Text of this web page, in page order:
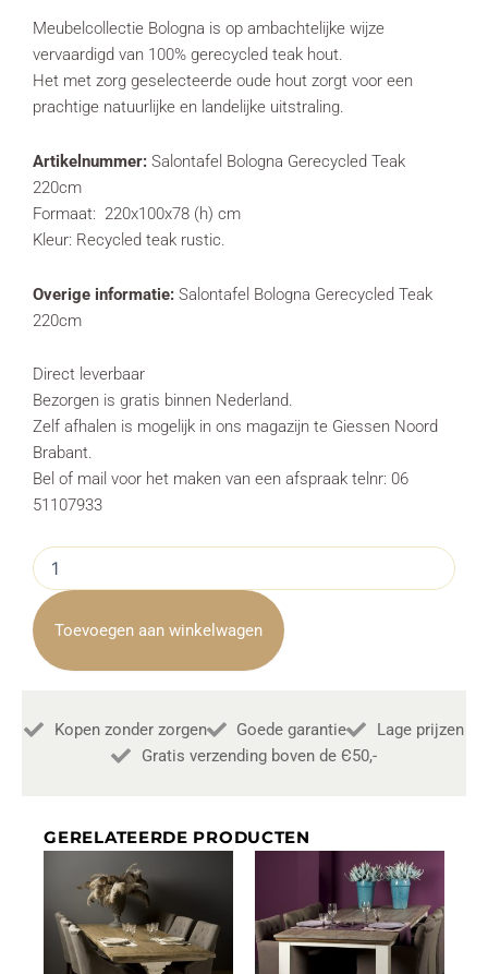
Meubelcollectie Bologna is op ambachtelijke wijze
vervaardigd van 100% gerecycled teak hout.
Het met zorg geselecteerde oude hout zorgt voor een
prachtige natuurlijke en landelijke uitstraling.
Artikelnummer: Salontafel Bologna Gerecycled Teak
220cm
Formaat: 220x100x78 (h) cm
Kleur: Recycled teak rustic.
Overige informatie: Salontafel Bologna Gerecycled Teak
220cm
Direct leverbaar
Bezorgen is gratis binnen Nederland.
Zelf afhalen is mogelijk in ons magazijn te Giessen Noord
Brabant.
Bel of mail voor het maken van een afspraak telnr: 06
51107933
Eettafel
Bologna
Gerecycled
Teak
220cm
Towerliving
Toevoegen aan winkelwagen
Kopen zonder zorgen Goede garantie
Lage prijzen
Gratis verzending boven de Є50,-
GERELATEERDE PRODUCTEN